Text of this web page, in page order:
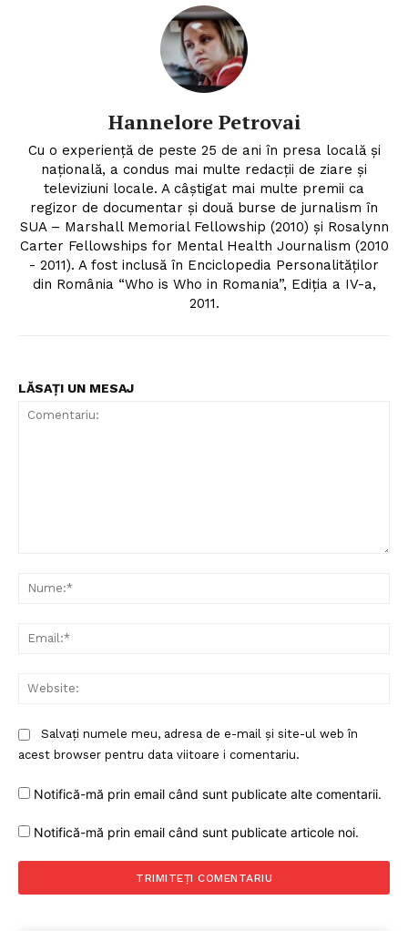
Hannelore Petrovai
Cu o experiență de peste 25 de ani în presa locală și
națională, a condus mai multe redacții de ziare și
televiziuni locale. A câștigat mai multe premii ca
regizor de documentar și două burse de jurnalism în
SUA – Marshall Memorial Fellowship (2010) și Rosalynn
Carter Fellowships for Mental Health Journalism (2010
- 2011). A fost inclusă în Enciclopedia Personalităților
din România “Who is Who in Romania”, Ediția a IV-a,
2011.
LĂSAȚI UN MESAJ
Salvați numele meu, adresa de e-mail și site-ul web în
acest browser pentru data viitoare i comentariu.
Notifică-mă prin email când sunt publicate alte comentarii.
Notifică-mă prin email când sunt publicate articole noi.